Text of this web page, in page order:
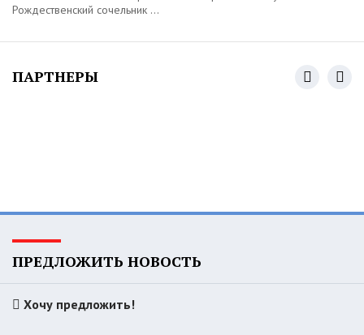
Рождественский сочельник ...
ПАРТНЕРЫ
ПРЕДЛОЖИТЬ НОВОСТЬ
Хочу предложить!